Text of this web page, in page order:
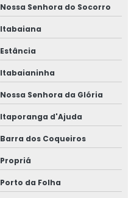
Nossa Senhora do Socorro
Itabaiana
Estância
Itabaianinha
Nossa Senhora da Glória
Itaporanga d'Ajuda
Barra dos Coqueiros
Propriá
Porto da Folha